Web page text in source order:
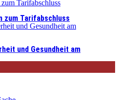
zum Tarifabschluss
und Gesundheit am